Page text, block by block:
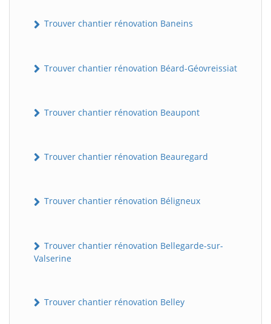
Trouver chantier rénovation Baneins
Trouver chantier rénovation Béard-Géovreissiat
Trouver chantier rénovation Beaupont
Trouver chantier rénovation Beauregard
Trouver chantier rénovation Béligneux
Trouver chantier rénovation Bellegarde-sur-
Valserine
Trouver chantier rénovation Belley